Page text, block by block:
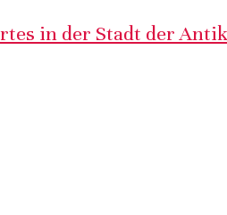
in der Stadt der